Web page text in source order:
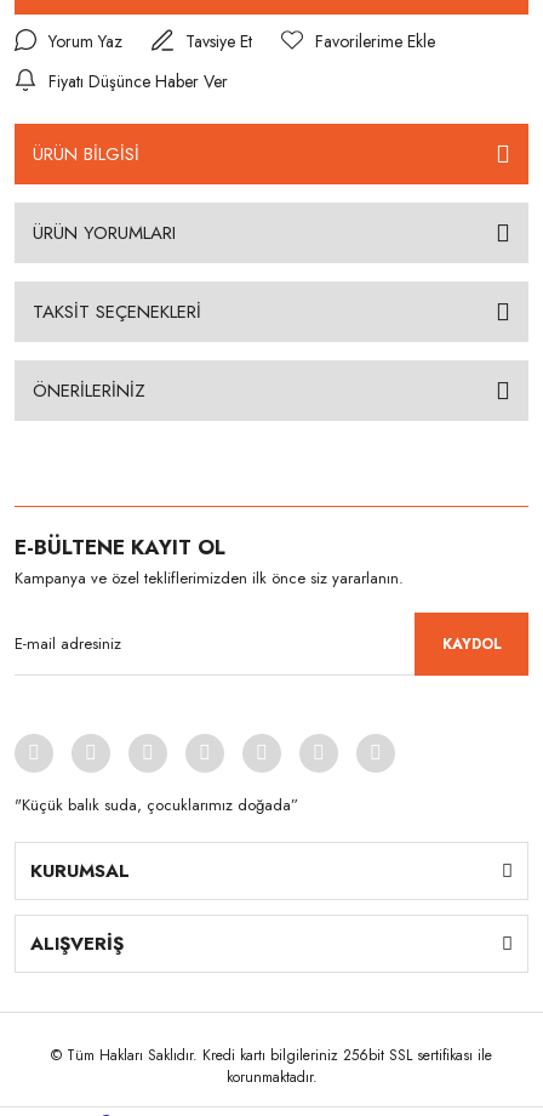
Yorum Yaz
Tavsiye Et
Fiyatı Düşünce Haber Ver
ÜRÜN BİLGİSİ
ÜRÜN YORUMLARI
TAKSİT SEÇENEKLERİ
ÖNERİLERİNİZ
E-BÜLTENE KAYIT OL
Kampanya ve özel tekliflerimizden ilk önce siz yararlanın.
KAYDOL
"Küçük balık suda, çocuklarımız doğada”
KURUMSAL
ALIŞVERİŞ
© Tüm Hakları Saklıdır. Kredi kartı bilgileriniz 256bit SSL sertifikası ile
korunmaktadır.